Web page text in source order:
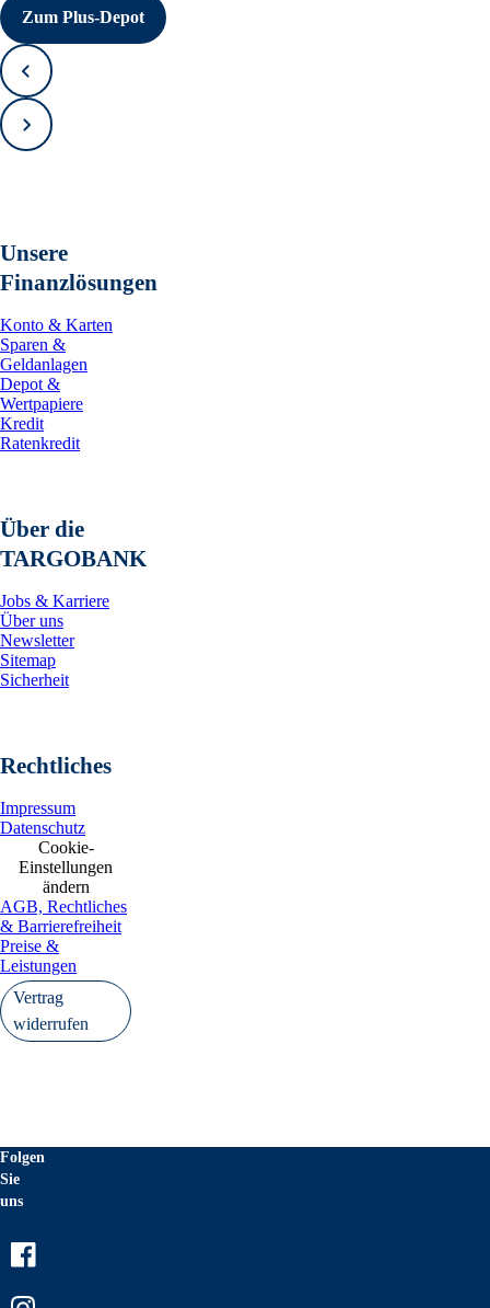
Zum Plus-Depot
Zurück
Vorwärts
Unsere
Finanzlösungen
Konto & Karten
Sparen &
Geldanlagen
Depot &
Wertpapiere
Kredit
Ratenkredit
Über die
TARGOBANK
Jobs & Karriere
Über uns
Newsletter
Sitemap
Sicherheit
Rechtliches
Impressum
Datenschutz
Cookie-
Einstellungen
ändern
AGB, Rechtliches
& Barrierefreiheit
Preise &
Leistungen
Vertrag
widerrufen
Folgen
Sie
uns